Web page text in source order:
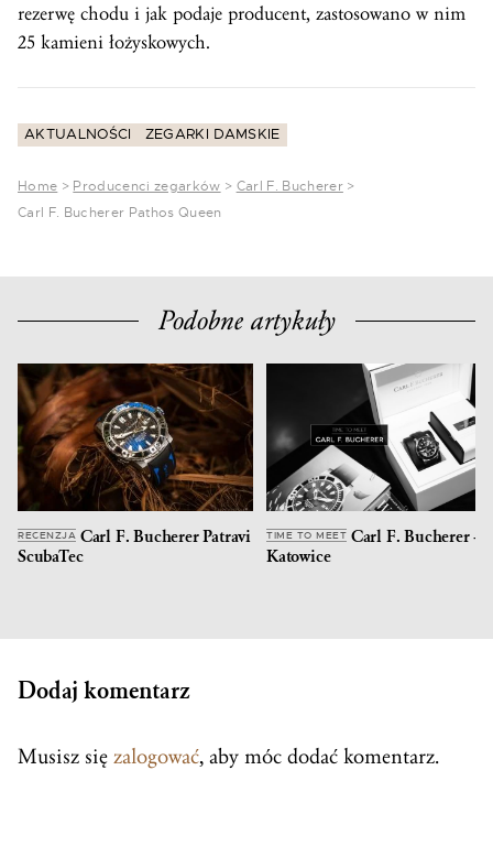
rezerwę chodu i jak podaje producent, zastosowano w nim
25 kamieni łożyskowych.
AKTUALNOŚCI ZEGARKI DAMSKIE
Home > Producenci zegarków > Carl F. Bucherer>
Carl F. Bucherer Pathos Queen
Podobne artykuły
RECENZJA Carl F. Bucherer Patravi
ScubaTec
TIME TO MEET Carl F. Bucherer –
Katowice
Dodaj komentarz
Musisz się zalogować, aby móc dodać komentarz.